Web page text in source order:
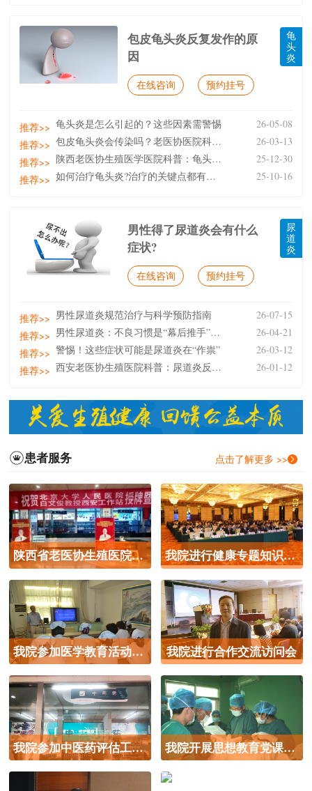
包皮龟头炎反复发作的原
因
在线咨询 预约挂号
龟
头
炎
推荐>> 龟头炎是怎么引起的？这些因素需警惕
26-05-08
推荐>>
包皮龟头炎会传染吗？老医协医院科普传播风险与预防措
26-03-13
推荐>>
陕西老医协生殖医学医院科普：龟头炎与包皮过长：剪不
25-12-30
推荐>>
如何治疗龟头炎?治疗的关键点都有哪些? 25-10-16
男性得了尿道炎会有什么
症状?
在线咨询 预约挂号
尿
道
炎
推荐>> 男性尿道炎规范治疗与科学预防指南
26-07-15
推荐>>
男性尿道炎：不良习惯是“幕后推手”，预防需从细节抓
26-04-21
推荐>> 警惕！这些症状可能是尿道炎在“作祟”
26-03-12
推荐>>
西安老医协生殖医院科普：尿道炎反复发作的原因是什么 26-01-12
患者服务 点击了解更多 >>
陕西省老医协生殖医院是正规诊疗流程 我院进行健康专题知识讲座
我院参加医学教育活动交流讲座 我院进行合作交流访问会
我院参加中医药评估工作总结会议 我院开展思想教育党课专题活动